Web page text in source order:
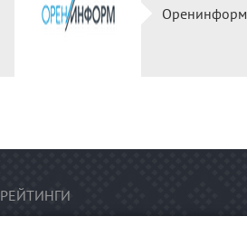
Оренинформ
РЕЙТИНГИ